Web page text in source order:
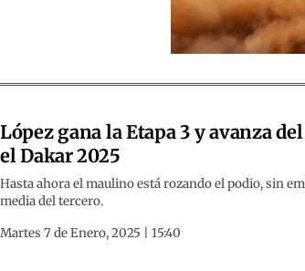
López gana la Etapa 3 y avanza
el Dakar 2025
Hasta ahora el maulino está rozando el podio, sin
media del tercero.
Martes 7 de Enero, 2025 | 15:40